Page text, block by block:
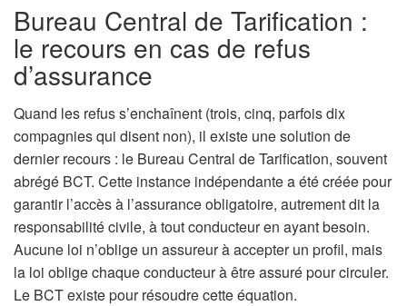
Bureau Central de Tarification :
le recours en cas de refus
d’assurance
Quand les refus s’enchaînent (trois, cinq, parfois dix
compagnies qui disent non), il existe une solution de
dernier recours : le Bureau Central de Tarification, souvent
abrégé BCT. Cette instance indépendante a été créée pour
garantir l’accès à l’assurance obligatoire, autrement dit la
responsabilité civile, à tout conducteur en ayant besoin.
Aucune loi n’oblige un assureur à accepter un profil, mais
la loi oblige chaque conducteur à être assuré pour circuler.
Le BCT existe pour résoudre cette équation.